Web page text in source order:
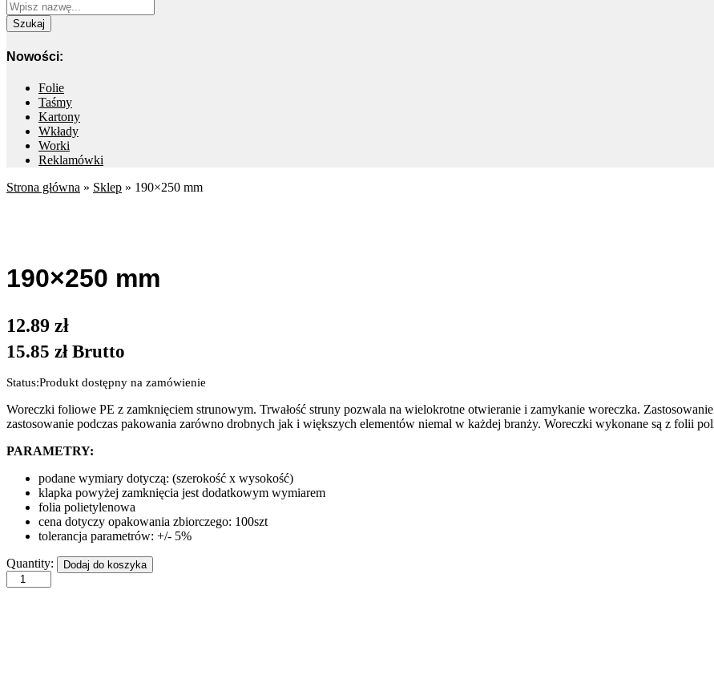
Szukaj
Nowości:
Folie
Taśmy
Kartony
Wkłady
Worki
Reklamówki
Strona główna » Sklep » 190×250 mm
190×250 mm
12.89 zł
15.85 złBrutto
Status:Produkt dostępny na zamówienie
Woreczki foliowe PE z zamknięciem strunowym. Trwałość struny pozwala na wielokrotne otwieranie i zamykanie woreczka.
zastosowanie podczas pakowania zarówno drobnych jak i większych elementów niemal w każdej branży. Woreczki wykonane są z folii
PARAMETRY:
podane wymiary dotyczą: (szerokość x wysokość)
klapka powyżej zamknięcia jest dodatkowym wymiarem
folia polietylenowa
cena dotyczy opakowania zbiorczego: 100szt
tolerancja parametrów: +/- 5%
190×250
mm
quantity
Quantity: Dodaj do koszyka